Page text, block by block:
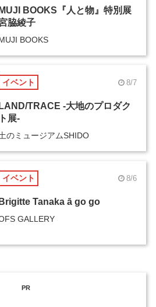
MUJI BOOKS『人と物』特別展
脇綾子
BOOKS
イベント 8/7
LAND/TRACE -大地のプロダク
ト展-
のミュージアムSHIDO
イベント 8/6
Brigitte Tanaka ā go go
GALLERY
PR